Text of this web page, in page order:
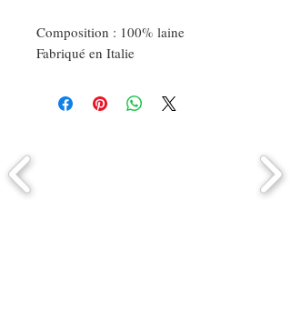
Composition : 100% laine
Fabriqué en Italie